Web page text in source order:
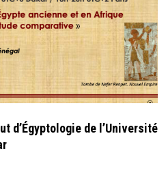
d’Égyptologie de l’Université